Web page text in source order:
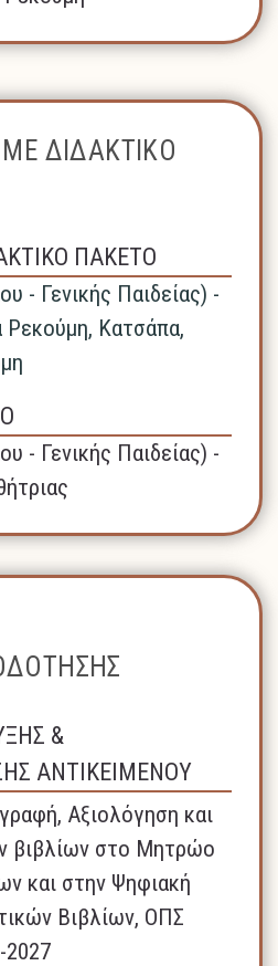
ΔΙΔΑΚΤΙΚΟ
ΠΑΚΕΤΟ
- Γενικής Παιδείας) -
Ρεκούμη, Κατσάπα,
- Γενικής Παιδείας) -
&
ΑΝΤΙΚΕΙΜΕΝΟΥ
Αξιολόγηση και
βιβλίων στο Μητρώο
και στην Ψηφιακή
Βιβλίων, ΟΠΣ
2027